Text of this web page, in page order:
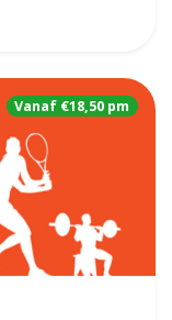
Vanaf €18,50 pm